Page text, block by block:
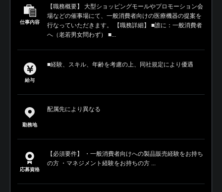
仕事内容
【職務概要】 大型ショッピングモールやプロモーション会
場などの催事場にて、一般消費者向けの医療機器の提案を
行なっていただきます。 【職務詳細】 ■誰に：一般消費者
へ（老若男女問わず） ■...
給与
■経験、スキル、年齢を考慮の上、同社規定により優遇
勤務地
配属先により異なる
応募資格
【必須要件】 ・一般消費者向けへの製品販売経験をお持ち
の方 ・マネジメント経験をお持ちの方 ...